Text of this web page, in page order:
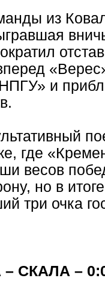
из
и
где
весов
но в
три очка
СКАЛА –